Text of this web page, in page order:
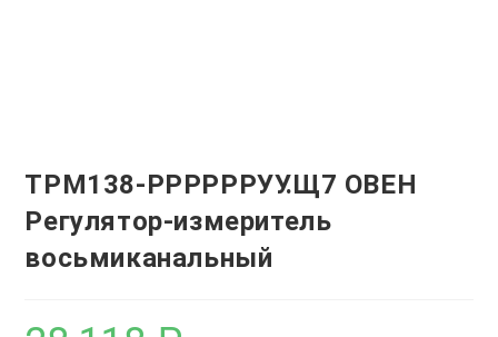
ТРМ138-РРРРРРУУ.Щ7 ОВЕН
Регулятор-измеритель
восьмиканальный